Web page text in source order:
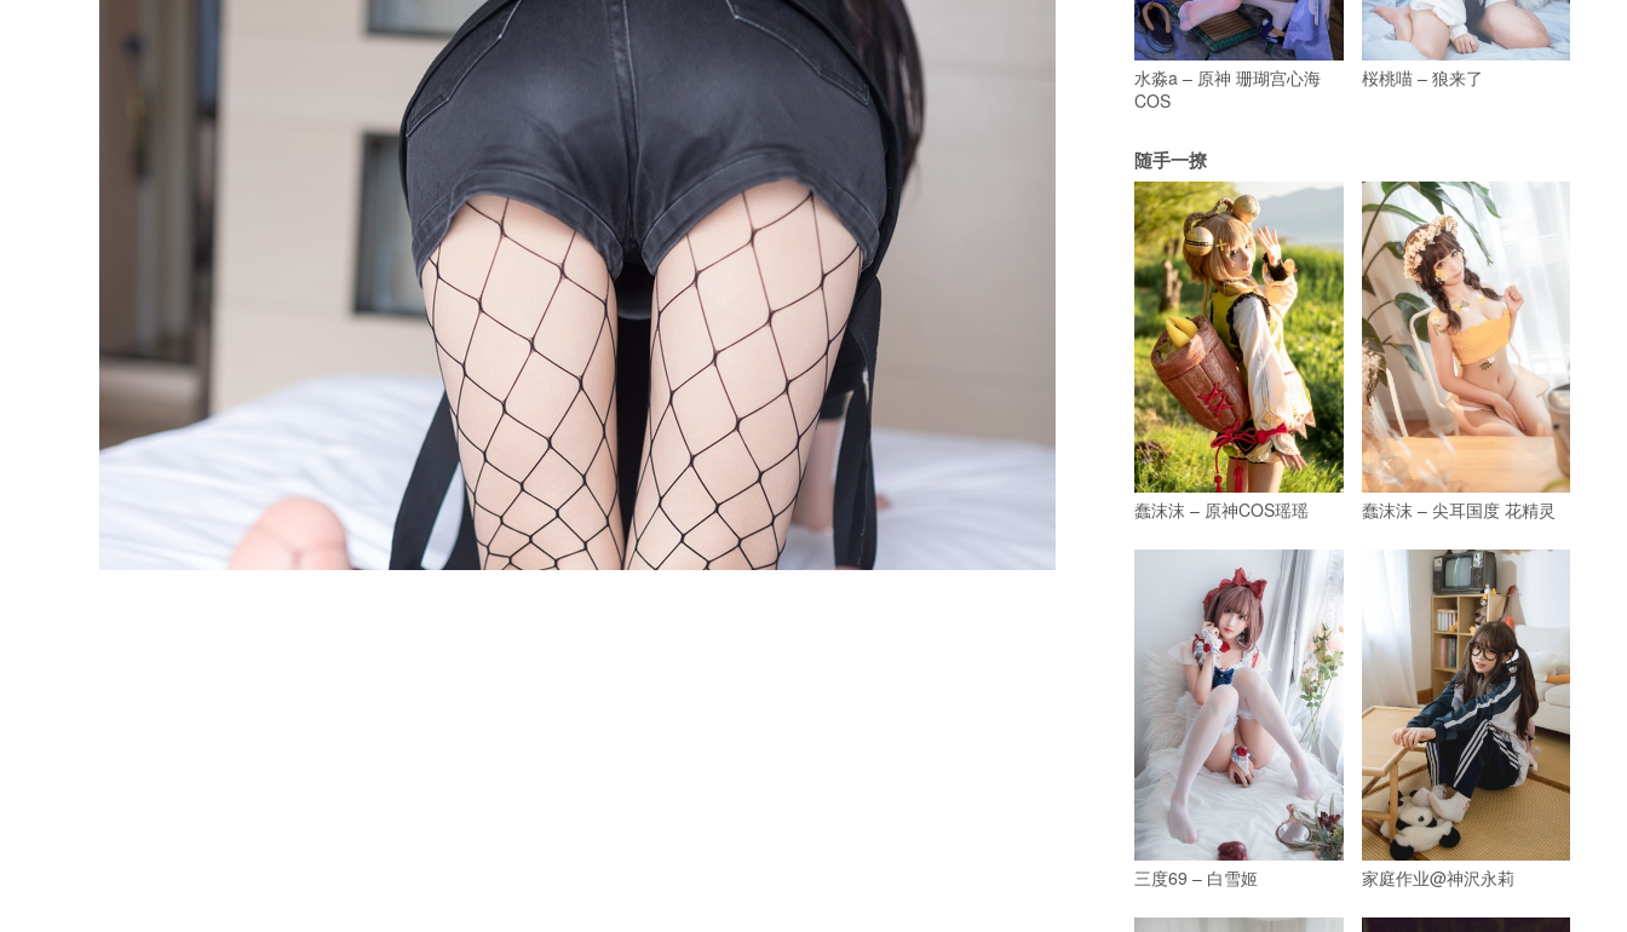
水淼a – 原神 珊瑚宫心海
COS
桜桃喵 – 狼来了
随手一撩
蠢沫沫 – 原神COS瑶瑶 蠢沫沫 – 尖耳国度 花精灵
三度69 – 白雪姬 家庭作业@神沢永莉